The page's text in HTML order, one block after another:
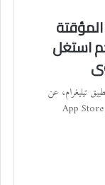
استغل
تيليغرام، عن
تفاصيل جديدة بشأن الإزالة المؤقتة للتطبيق من متجر App Store